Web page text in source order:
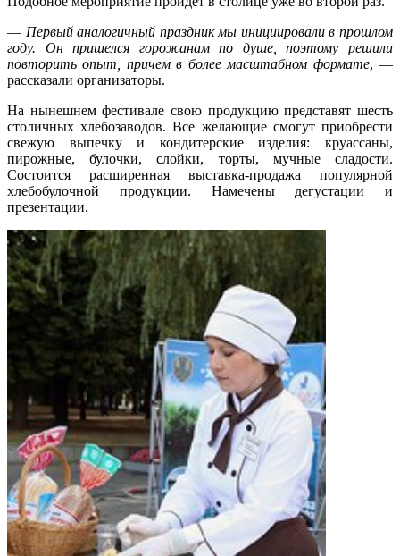
— Первый аналогичный праздник мы инициировали в прошлом
году. Он пришелся горожанам по душе, поэтому решили
повторить опыт, причем в более масштабном формате, —
рассказали организаторы.
На нынешнем фестивале свою продукцию представят шесть
столичных хлебозаводов. Все желающие смогут приобрести
свежую выпечку и кондитерские изделия: круассаны,
пирожные, булочки, слойки, торты, мучные сладости.
Состоится расширенная выставка-продажа популярной
хлебобулочной продукции. Намечены дегустации и
презентации.